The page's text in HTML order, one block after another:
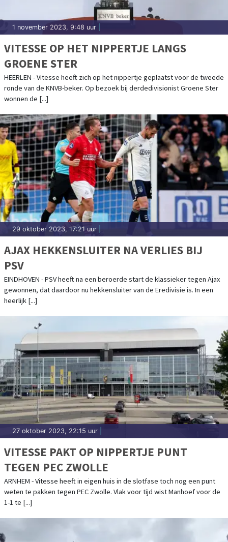
1 november 2023, 9:48 uur
VITESSE OP HET NIPPERTJE LANGS
GROENE STER
HEERLEN - Vitesse heeft zich op het nippertje geplaatst voor de tweede
ronde van de KNVB-beker. Op bezoek bij derdedivisionist Groene Ster
wonnen de [...]
29 oktober 2023, 17:21 uur
AJAX HEKKENSLUITER NA VERLIES BIJ
PSV
EINDHOVEN - PSV heeft na een beroerde start de klassieker tegen Ajax
gewonnen, dat daardoor nu hekkensluiter van de Eredivisie is. In een
heerlijk [...]
27 oktober 2023, 22:15 uur
VITESSE PAKT OP NIPPERTJE PUNT
TEGEN PEC ZWOLLE
ARNHEM - Vitesse heeft in eigen huis in de slotfase toch nog een punt
weten te pakken tegen PEC Zwolle. Vlak voor tijd wist Manhoef voor de
1-1 te [...]